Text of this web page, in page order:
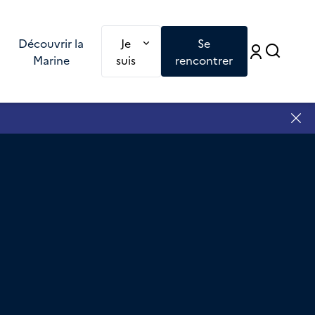
Découvrir la
Marine
Je
suis
Redirection vers une nouvelle page :
Se
rencontrer